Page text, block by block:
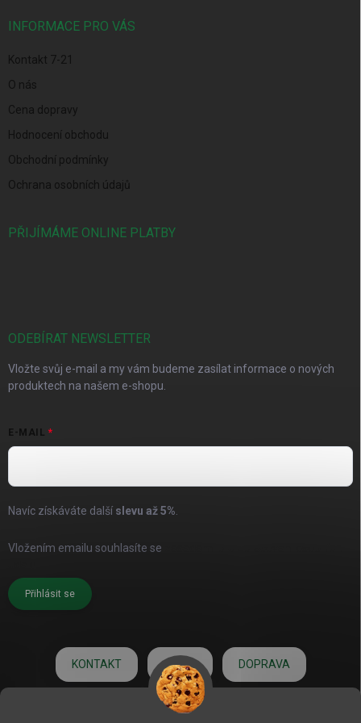
INFORMACE PRO VÁS
Kontakt 7-21
O nás
Cena dopravy
Hodnocení obchodu
Obchodní podmínky
Ochrana osobních údajů
PŘIJÍMÁME ONLINE PLATBY
ODEBÍRAT NEWSLETTER
Vložte svůj e-mail a my vám budeme zasílat informace o nových
produktech na našem e-shopu.
E-MAIL
Navíc získáváte další slevu až5%
Vložením emailu souhlasíte se
Přihlásit se
KONTAKT O NÁS DOPRAVA
HODNOCENÍ